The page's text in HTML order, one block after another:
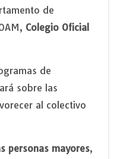
de
Colegio Oficial
de
sobre las
al colectivo
personas mayores,